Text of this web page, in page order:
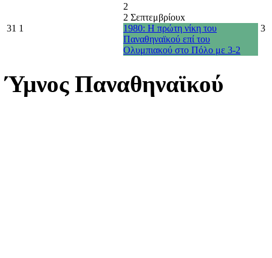
31 1
2
2 Σεπτεμβρίουx
1980: Η πρώτη νίκη του
Παναθηναϊκού επί του
Ολυμπιακού στο Πόλο με 3-2
3
Ύμνος Παναθηναϊκού